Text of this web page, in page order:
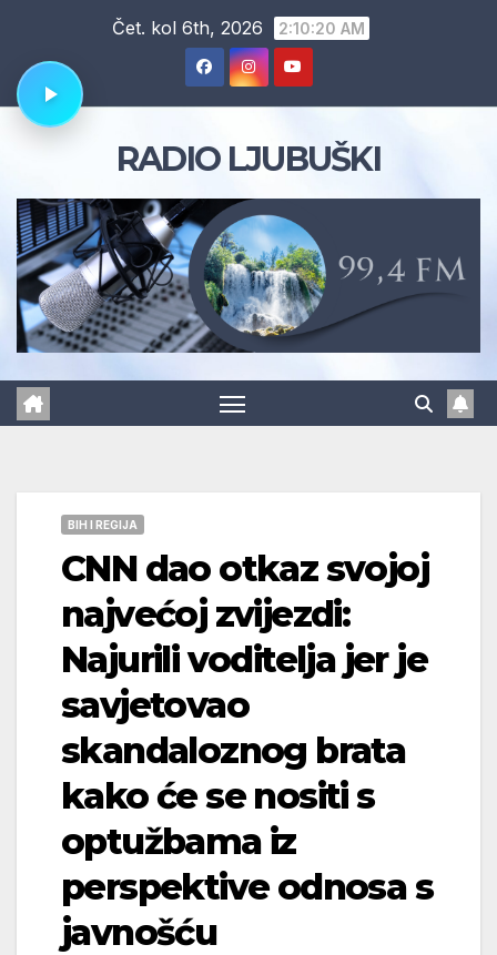
content
Čet. kol 6th, 2026 2:10:21 AM
RADIO LJUBUŠKI
BIH I REGIJA
CNN dao otkaz svojoj
najvećoj zvijezdi:
Najurili voditelja jer je
savjetovao
skandaloznog brata
kako će se nositi s
optužbama iz
perspektive odnosa s
javnošću